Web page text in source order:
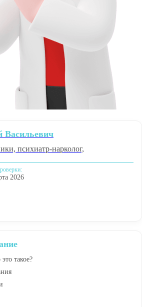
такое?
Васильевич
психиатр-нарколог,
2026